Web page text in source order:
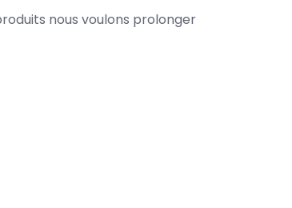
nous voulons prolonger